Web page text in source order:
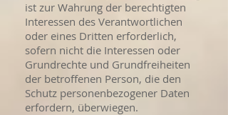
ist zur Wahrung der berechtigten
Interessen des Verantwortlichen
oder eines Dritten erforderlich,
sofern nicht die Interessen oder
Grundrechte und Grundfreiheiten
der betroffenen Person, die den
Schutz personenbezogener Daten
erfordern, überwiegen.